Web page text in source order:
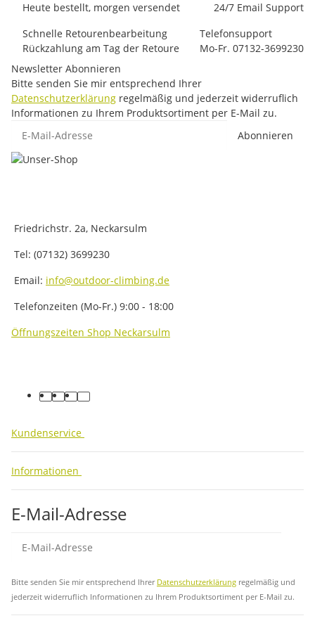
Heute bestellt, morgen versendet
24/7 Email Support
Schnelle Retourenbearbeitung
Rückzahlung am Tag der Retoure
Telefonsupport
Mo-Fr. 07132-3699230
Newsletter Abonnieren
Bitte senden Sie mir entsprechend Ihrer
Datenschutzerklärung regelmäßig und jederzeit widerruflich
Informationen zu Ihrem Produktsortiment per E-Mail zu.
Abonnieren
Friedrichstr. 2a, Neckarsulm
Tel: (07132) 3699230
Email: info@outdoor-climbing.de
Telefonzeiten (Mo-Fr.) 9:00 - 18:00
Öffnungszeiten Shop Neckarsulm
facebook
youtube
instagram
tiktok
Kundenservice
Informationen
E-Mail-Adresse
Bitte senden Sie mir entsprechend Ihrer Datenschutzerklärung regelmäßig und
jederzeit widerruflich Informationen zu Ihrem Produktsortiment per E-Mail zu.